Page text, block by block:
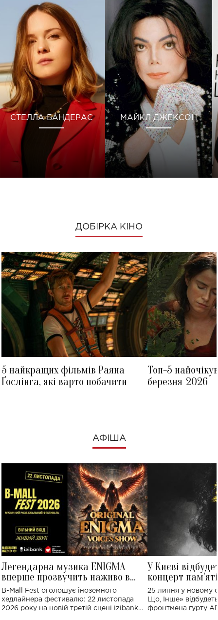
СТЕЛЛА БАНДЕРАС МАЙКЛ ДЖЕКСОН
ДОБІРКА КІНО
5 найкращих фільмів Раяна
Ґослінга, які варто побачити
Топ-5
березня-2026
АФІША
Легендарна музика ENIGMA
вперше прозвучить наживо в
Україні: де відбудеться концерт
B-Mall Fest оголошує іноземного
хедлайнера фестивалю: 22 листопада
2026 року на новій третій сцені izibank
У Києві
концерт
Клименка:
виконають
25 липня у новому
Що, Інше»
фронтмена гурту